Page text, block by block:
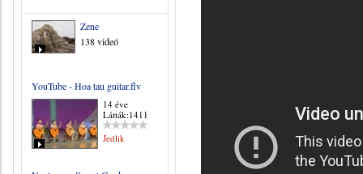
Zene
138 videó
YouTube - Hoa tau guitar.flv
14 éve
Látták:1411
Jedlik